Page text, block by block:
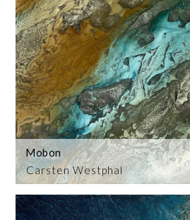
Carsten Westphal
Mobon